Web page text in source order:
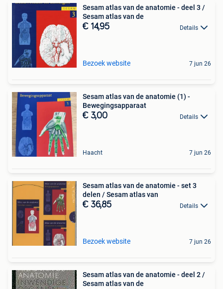
Sesam atlas van de anatomie - deel 3 /
Sesam atlas van de
€ 14,95 Details
Bezoek website 7 jun 26
Sesam atlas van de anatomie (1) -
Bewegingsapparaat
€ 3,00 Details
Haacht 7 jun 26
Sesam atlas van de anatomie - set 3
delen / Sesam atlas van
€ 36,85 Details
Bezoek website 7 jun 26
Sesam atlas van de anatomie - deel 2 /
Sesam atlas van de